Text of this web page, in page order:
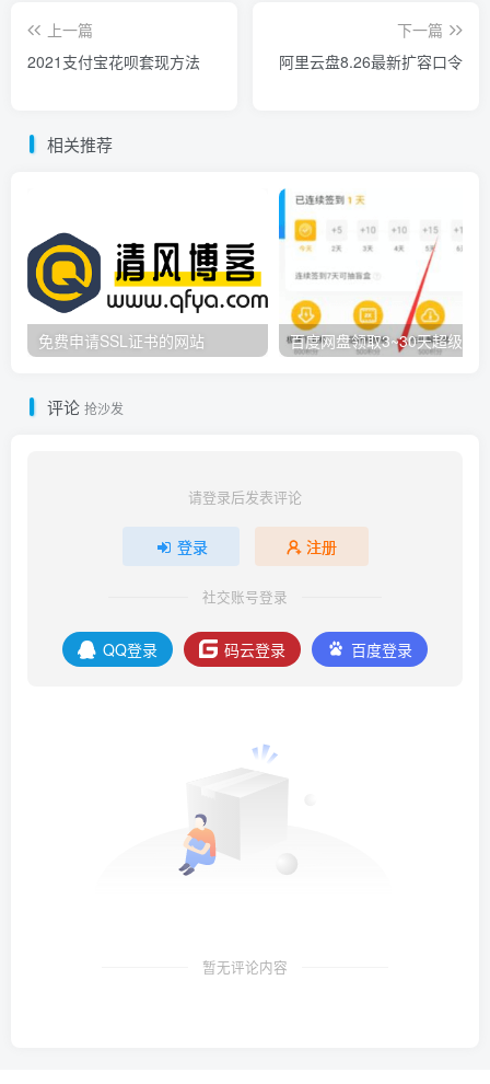
上一篇
2021支付宝花呗套现方法
下一篇
阿里云盘8.26最新扩容口令
相关推荐
免费申请SSL证书的网站 百度网盘领取3~30天超级会
评论 抢沙发
请登录后发表评论
登录 注册
社交账号登录
QQ登录 码云登录 百度登录
暂无评论内容